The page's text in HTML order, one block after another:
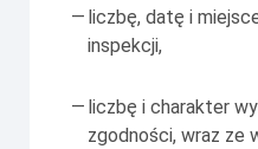
— liczbę, datę i
inspekcji,
— liczbę i charakter
zgodności, wraz ze